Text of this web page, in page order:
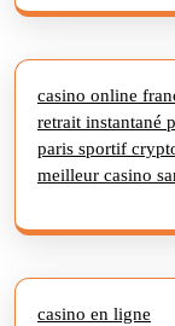
casino online
retrait instantané
paris sportif
meilleur casino
casino en ligne